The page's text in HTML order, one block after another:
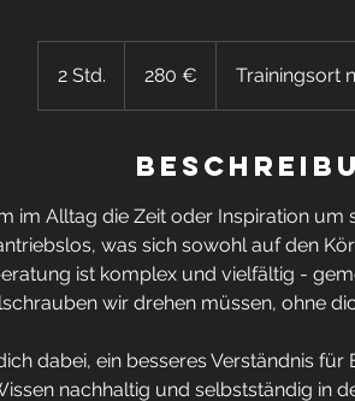
2 Std.
S
280 € Trainingsort
im Alltag die Zeit oder Inspiration um
was sich sowohl auf den
ist komplex und vielfältig -
wir drehen müssen, ohne
dabei, ein besseres Verständnis
nachhaltig und selbstständig in